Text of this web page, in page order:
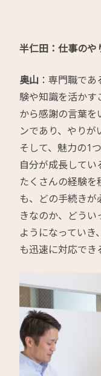
半仁田：仕事のや
奥山 ：専門職で
験や知識を活かす
から感謝の言葉を
ンであり、やりが
そして、魅力の1
自分が成長してい
たくさんの経験
も、どの手続き
きなのか、どう
ようになっていき
も迅速に対応でき